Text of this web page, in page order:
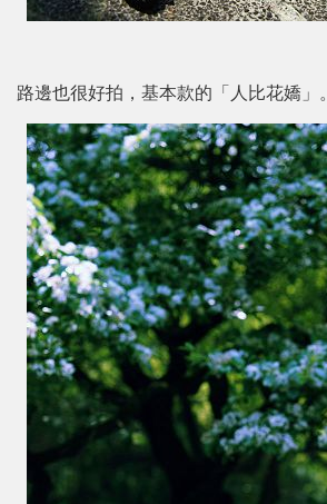
路邊也很好拍，基本款的「人比花嬌」。